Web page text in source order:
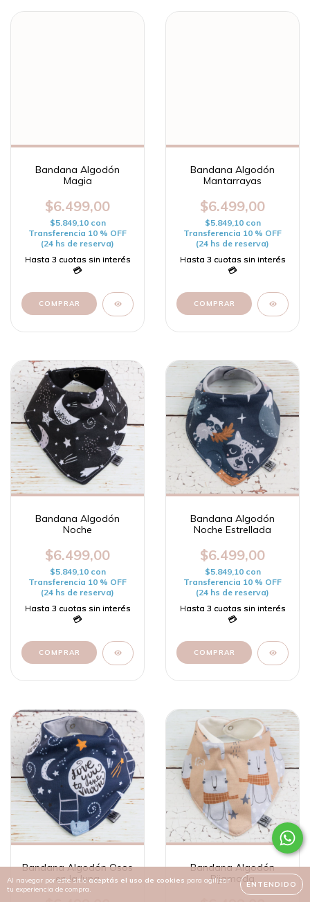
Al navegar por este sitioaceptás el uso de cookies para agilizar
tu experiencia de compra.
ENTENDIDO
Bandana Algodón
Magia
$6.499,00
$5.849,10 con
Transferencia 10 % OFF
(24 hs de reserva)
Bandana Algodón
Mantarrayas
$6.499,00
$5.849,10 con
Transferencia 10 % OFF
(24 hs de reserva)
Bandana Algodón
Noche
$6.499,00
$5.849,10 con
Transferencia 10 % OFF
(24 hs de reserva)
Bandana Algodón
Noche Estrellada
$6.499,00
$5.849,10 con
Transferencia 10 % OFF
(24 hs de reserva)
Bandana Algodón Osos
en la luna
Bandana Algodón
Pijamada